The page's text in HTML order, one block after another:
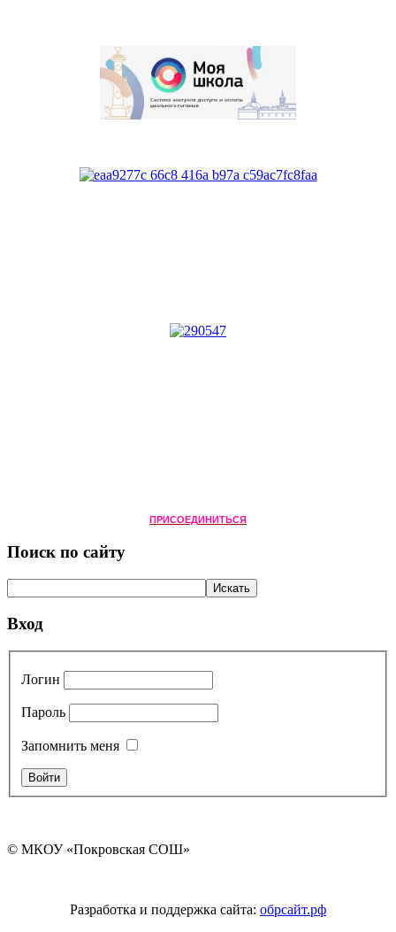
ПРИСОЕДИНИТЬСЯ
Поиск по сайту
Вход
Логин
Пароль
Запомнить меня
© МКОУ «Покровская СОШ»
Разработка и поддержка сайта: обрсайт.рф